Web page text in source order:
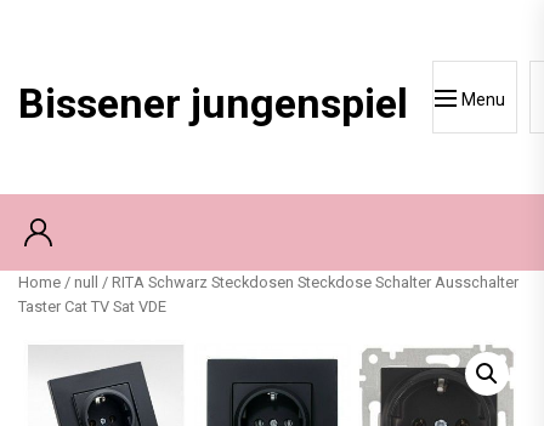
Bissener jungenspiel Menu
Home / null
/ RITA Schwarz Steckdosen Steckdose Schalter Ausschalter
Taster Cat TV Sat VDE